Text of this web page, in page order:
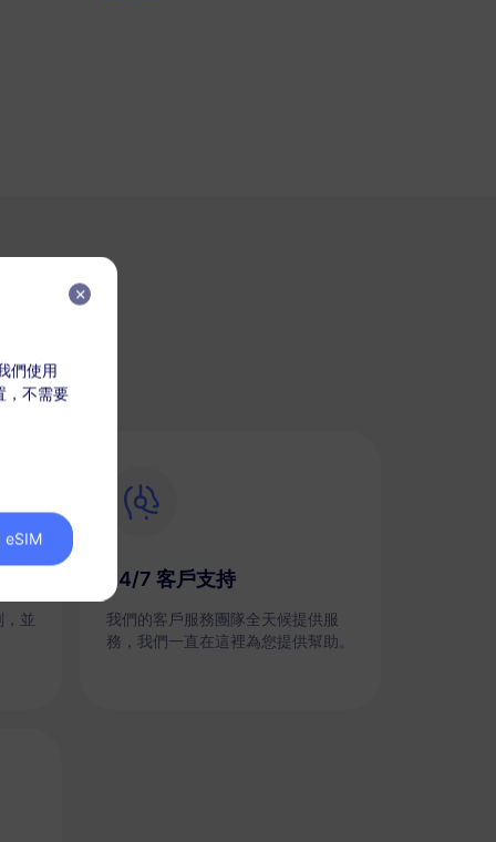
並
24/7 客戶支持
我們的客戶服務團隊全天候提供服
務，我們一直在這裡為您提供幫助。
們使用
，不需要
eSIM